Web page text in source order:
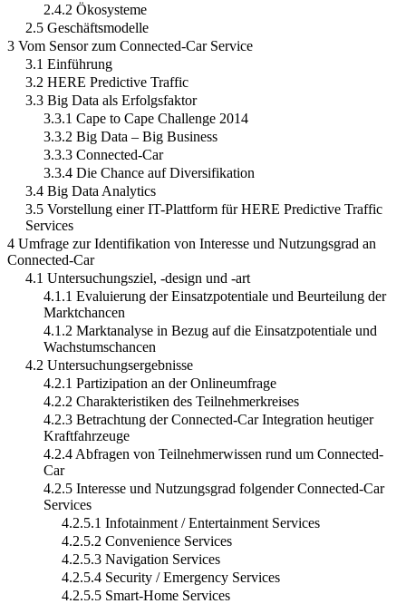
2.4.2 Ökosysteme
2.5 Geschäftsmodelle
3 Vom Sensor zum Connected-Car Service
3.1 Einführung
3.2 HERE Predictive Traffic
3.3 Big Data als Erfolgsfaktor
3.3.1 Cape to Cape Challenge 2014
3.3.2 Big Data – Big Business
3.3.3 Connected-Car
3.3.4 Die Chance auf Diversifikation
3.4 Big Data Analytics
3.5 Vorstellung einer IT-Plattform für HERE Predictive Traffic
Services
4 Umfrage zur Identifikation von Interesse und Nutzungsgrad an
Connected-Car
4.1 Untersuchungsziel, -design und -art
4.1.1 Evaluierung der Einsatzpotentiale und Beurteilung der
Marktchancen
4.1.2 Marktanalyse in Bezug auf die Einsatzpotentiale und
Wachstumschancen
4.2 Untersuchungsergebnisse
4.2.1 Partizipation an der Onlineumfrage
4.2.2 Charakteristiken des Teilnehmerkreises
4.2.3 Betrachtung der Connected-Car Integration heutiger
Kraftfahrzeuge
4.2.4 Abfragen von Teilnehmerwissen rund um Connected-
Car
4.2.5 Interesse und Nutzungsgrad folgender Connected-Car
Services
4.2.5.1 Infotainment / Entertainment Services
4.2.5.2 Convenience Services
4.2.5.3 Navigation Services
4.2.5.4 Security / Emergency Services
4.2.5.5 Smart-Home Services